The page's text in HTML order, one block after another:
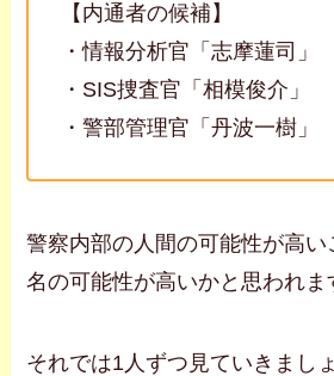
【内通者の候補】
・情報分析官「志摩蓮司」
・SIS捜査官「相模俊介」
・警部管理官「丹波一樹」
警察内部の人間の可能性が高
名の可能性が高いかと思われま
それでは1人ずつ見ていきましょ